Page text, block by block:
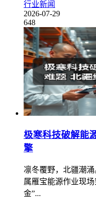
行业新闻
2026-07-29
648
极寒科技破解能
擎
凛冬覆野，北疆潮
属雁宝能源作业现
金”...